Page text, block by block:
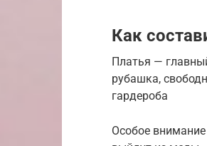
Как
Платья —
рубашка,
гардероба
Особое